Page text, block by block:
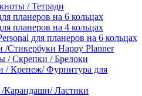
/ Тетради
планеров на 6 кольцах
планеров на 4 кольцах
для планеров на 6 кольцах
/Стикербуки Happy Planner
/ Скрепки / Брелоки
Крепеж/ Фурнитура для
Ластики